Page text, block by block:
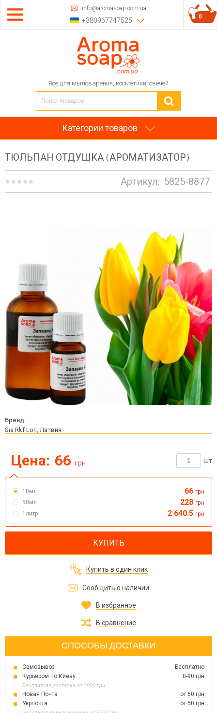
info@aromasoap.com.ua
+380967747525
Все для мыловарения, косметики, свечей
0
Категории товаров
ТЮЛЬПАН ОТДУШКА (АРОМАТИЗАТОР)
Артикул: 5825-8877
Бренд:
Sia Rkf Lori, Латвия
Цена: 66 грн шт
10мл 66 грн
50мл
228 грн
1литр
2 640.5 грн
КУПИТЬ
Купить в один клик
Сообщить о наличии
В избранное
В сравнение
СПОСОБЫ ДОСТАВКИ
Самовывоз
Бесплатно
Курьером по Киеву
0-90 грн
Бесплатная доставка от 3000 грн
Новая Почта
от 60 грн
Укрпочта
от 50 грн